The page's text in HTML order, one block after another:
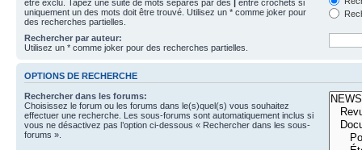
être exclu. Tapez une suite de mots séparés par des | entre crochets si
uniquement un des mots doit être trouvé. Utilisez un * comme joker pour
des recherches partielles.
Rechercher par auteur:
Utilisez un * comme joker pour des recherches partielles.
OPTIONS DE RECHERCHE
Rechercher dans les forums:
Choisissez le forum ou les forums dans le(s)quel(s) vous souhaitez
effectuer une recherche. Les sous-forums sont automatiquement inclus si
vous ne désactivez pas l’option ci-dessous « Rechercher dans les sous-
forums ».